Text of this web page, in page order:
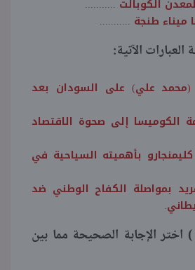
الكوبالت ...........
ميناء طنجة ...........
الآتية:
(محمد علي) على السودان بعد
الكوميسا إلى صحوة الاقتصاد
بأهميته السياحية في
بمواصلة الكفاح الوطني ضد
اختر الإجابة الصحيحة مما بين